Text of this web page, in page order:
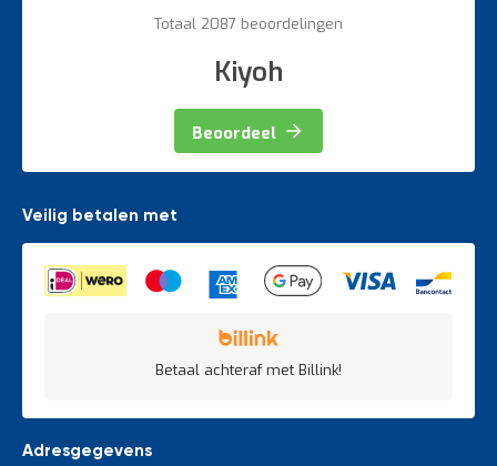
Totaal 2087 beoordelingen
Kiyoh
Beoordeel
Veilig betalen met
Betaal achteraf met Billink!
Adresgegevens